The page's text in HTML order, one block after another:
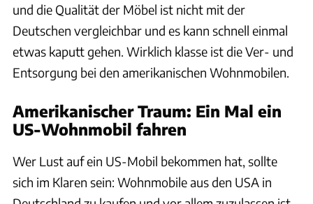
und die Qualität der Möbel ist nicht mit der
Deutschen vergleichbar und es kann schnell einmal
etwas kaputt gehen. Wirklich klasse ist die Ver- und
Entsorgung bei den amerikanischen Wohnmobilen.
Amerikanischer Traum: Ein Mal ein
US-Wohnmobil fahren
Wer Lust auf ein US-Mobil bekommen hat, sollte
sich im Klaren sein: Wohnmobile aus den USA in